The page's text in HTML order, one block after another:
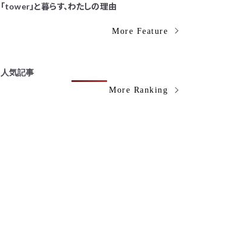
「tower」と暮らす、わたしの理由
More Feature
人気記事
More Ranking